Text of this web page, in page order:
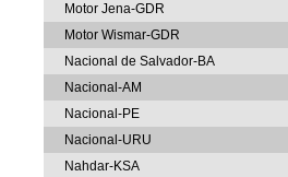
Motor Jena-GDR
Motor Wismar-GDR
Nacional de Salvador-BA
Nacional-AM
Nacional-PE
Nacional-URU
Nahdar-KSA